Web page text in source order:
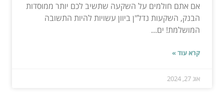
אם אתם חולמים על השקעה שתשיב לכם יותר ממוסדות
הבנק, השקעות נדל"ן ביוון עשויות להיות התשובה
המושלמת! ים...
קרא עוד »
אוג 27, 2024